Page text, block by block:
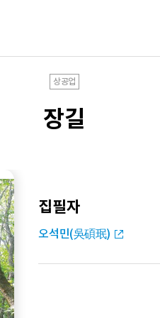
상공업
장길
집필자
오석민(吳碩珉)